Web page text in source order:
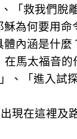
「救我們脫
為何要用命
內涵是什麼
馬太福音的
、「進入試
現在這裡及